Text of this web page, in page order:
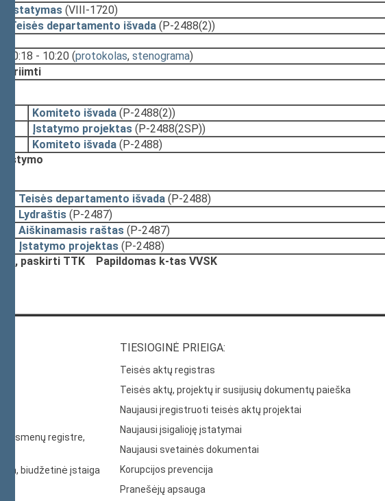
Įstatymas (VIII-1720)
Teisės departamento išvada (P-2488(2))
10:18 - 10:20 (protokolas, stenograma)
Priimti
Komiteto išvada (P-2488(2))
Įstatymo projektas (P-2488(2SP))
Komiteto išvada (P-2488)
Teisės departamento išvada (P-2488)
Lydraštis (P-2487)
Aiškinamasis raštas (P-2487)
Įstatymo projektas (P-2488)
paskirti TTK Papildomas k-tas VVSK
asmenų registre,
biudžetinė įstaiga
TIESIOGINĖ PRIEIGA:
Teisės aktų registras
Teisės aktų, projektų ir susijusių dokumentų paieška
Naujausi įregistruoti teisės aktų projektai
Naujausi įsigalioję įstatymai
Naujausi svetainės dokumentai
Korupcijos prevencija
Pranešėjų apsauga